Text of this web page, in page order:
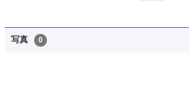
写真 0